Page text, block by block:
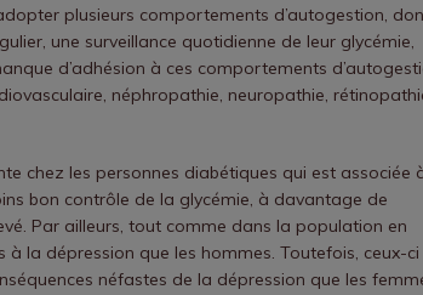
plusieurs comportements d’autogestion,
une surveillance quotidienne de leur glycémie,
d’adhésion à ces comportements
néphropathie, neuropathie,
chez les personnes diabétiques qui est associée
bon contrôle de la glycémie, à davantage de
Par ailleurs, tout comme dans la population en
la dépression que les hommes. Toutefois, ceux-ci
néfastes de la dépression que les